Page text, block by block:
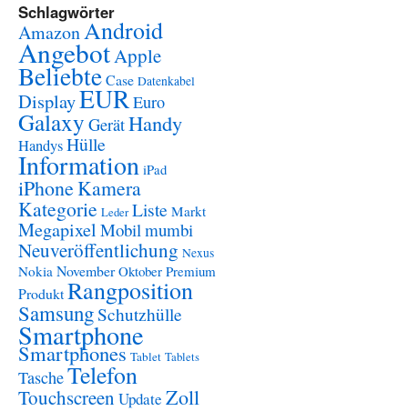
Schlagwörter
AmazonAndroid
AngebotApple
BeliebteCase Datenkabel
DisplayEUREuro
Galaxy GerätHandy
HandysHülle
Information iPad
iPhoneKamera
Kategorie Leder Liste Markt
Megapixel Mobilmumbi
Neuveröffentlichung Nexus
Nokia November Oktober Premium
ProduktRangposition
SamsungSchutzhülle
Smartphone
Smartphones Tablet Tablets
TascheTelefon
Touchscreen Update Zoll